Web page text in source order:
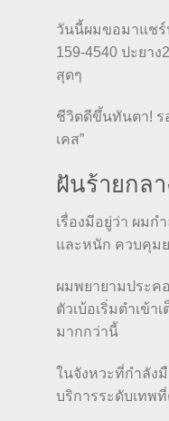
วันนี้ผมขอมาแชร์
159-4540 ปะยา
สุดๆ
ชีวิตดีขึ้นทันตา! ร
เคส”
ฝันร้ายกล
เรื่องมีอยู่ว่า ผมก
และหนัก ควบคุมย
ผมพยายามประค
ตัวเบ้อเริ่มตำเข้
มากกว่านี้
ในจังหวะที่กำลัง
บริการระดับเทพ